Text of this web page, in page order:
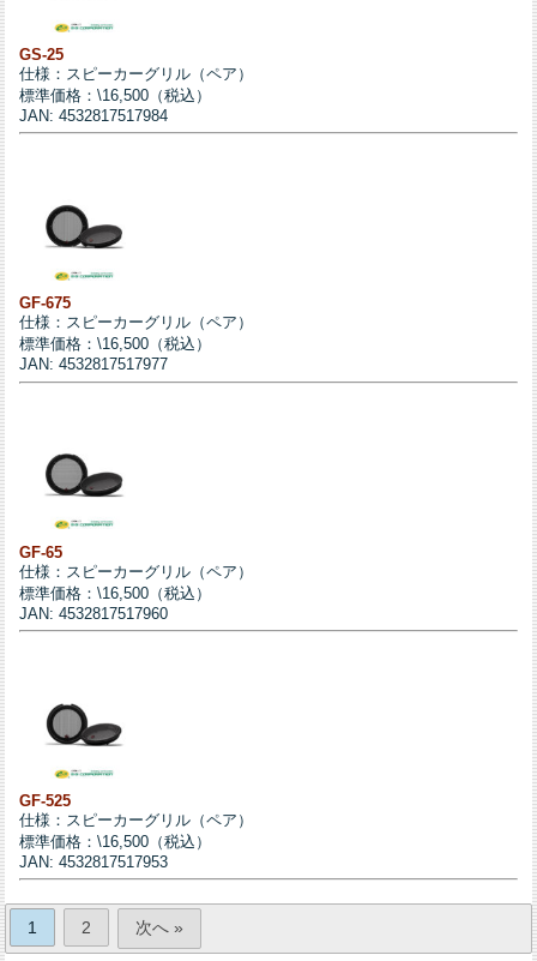
GS-25
仕様：スピーカーグリル（ペア）
標準価格：\16,500（税込）
JAN: 4532817517984
GF-675
仕様：スピーカーグリル（ペア）
標準価格：\16,500（税込）
JAN: 4532817517977
GF-65
仕様：スピーカーグリル（ペア）
標準価格：\16,500（税込）
JAN: 4532817517960
GF-525
仕様：スピーカーグリル（ペア）
標準価格：\16,500（税込）
JAN: 4532817517953
1 2 次へ »